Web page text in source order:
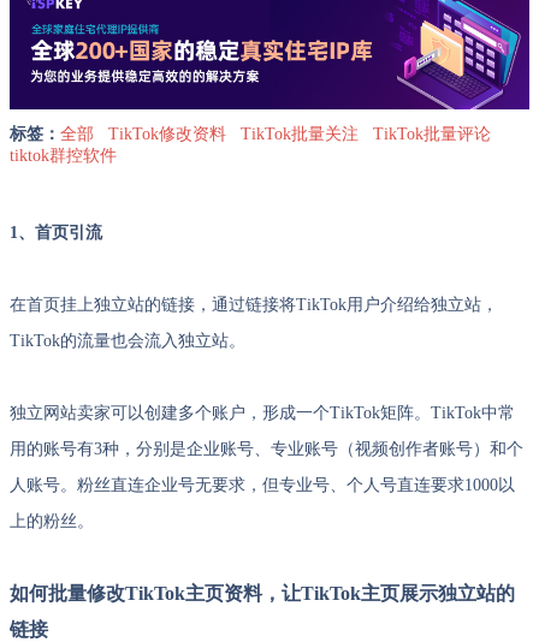
标签： 全部 TikTok修改资料 TikTok批量关注
TikTok批量评论
tiktok群控软件
1、首页引流
在首页挂上独立站的链接，通过链接将TikTok用户介绍给独立站，
TikTok的流量也会流入独立站。
独立网站卖家可以创建多个账户，形成一个TikTok矩阵。TikTok中常
用的账号有3种，分别是企业账号、专业账号（视频创作者账号）和个
人账号。粉丝直连企业号无要求，但专业号、个人号直连要求1000以
上的粉丝。
如何批量修改TikTok主页资料，让TikTok主页展示独立站的
链接